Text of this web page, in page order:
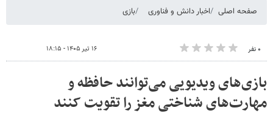
صفحه اصلی اخبار دانش و فناوری بازی
۰ نفر ۱۶ تیر ۱۴۰۵ - ۱۸:۱۵
بازی‌های ویدیویی می‌توانند حافظه و
مهارت‌های شناختی مغز را تقویت کنند